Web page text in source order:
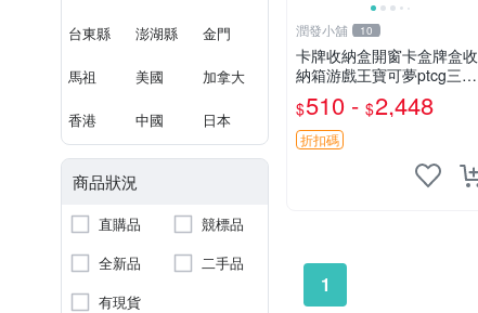
台東縣 澎湖縣 金門
馬祖 美國 加拿大
香港 中國 日本
商品狀況
直購品
競標品
全新品
二手品
有現貨
潤發小舖 10
卡牌收納盒開窗卡盒牌盒收
納箱游戲王寶可夢ptcg三國
殺海賊王dtcg
$510 - $2,448
折扣碼
1